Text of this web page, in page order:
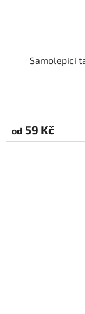
Samolepící
od 59 Kč